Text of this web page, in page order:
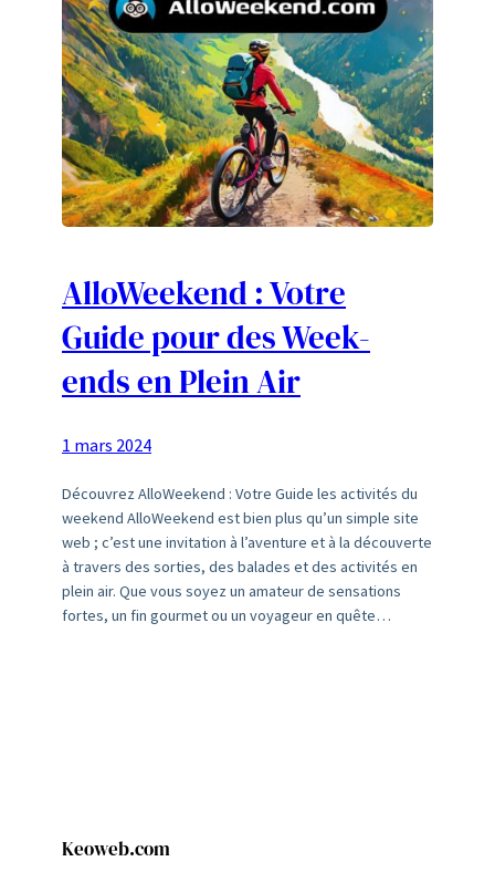
AlloWeekend : Votre
Guide pour des Week-
ends en Plein Air
1 mars 2024
Découvrez AlloWeekend : Votre Guide les activités du
weekend AlloWeekend est bien plus qu’un simple site
web ; c’est une invitation à l’aventure et à la découverte
à travers des sorties, des balades et des activités en
plein air. Que vous soyez un amateur de sensations
fortes, un fin gourmet ou un voyageur en quête…
Keoweb.com